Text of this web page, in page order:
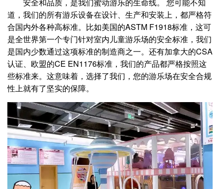
道，我们的所有游乐设备在设计、生产和安装上，都严格符
合国内外各种高标准。比如美国的ASTM F1918标准，这可
是全世界第一个专门针对室内儿童游乐场的安全标准，我们
是国内少数通过这项标准的制造商之一。还有加拿大的CSA
认证、欧盟的CE EN1176标准，我们的产品都严格按照这
些标准来。这意味着，选择了我们，您的游乐场在安全合规
性上就有了坚实的保障。